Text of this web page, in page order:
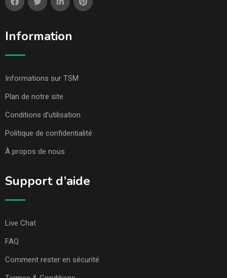
Information
Informations sur TSM
Plan de notre site
Conditions d’utilisation
Politique de confidentialité
À propos de nous
Support d’aide
Live Chat
FAQ
Comment rester en sécurité